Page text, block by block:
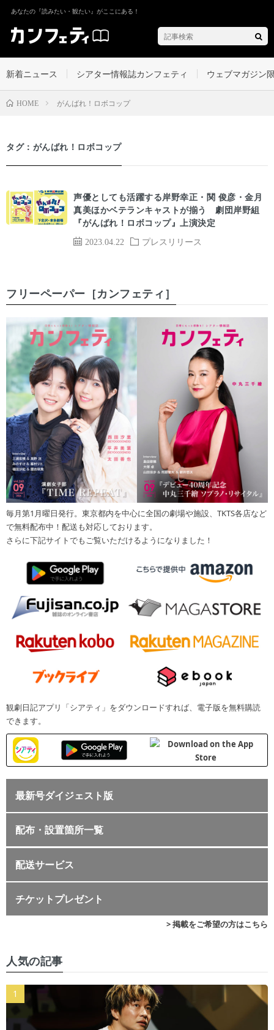
あなたの『読みたい・観たい』がここにある！
新着ニュース シアター情報誌カンフェティ ウェブマガジン
HOME がんばれ！ロボコップ
タグ：がんばれ！ロボコップ
2023.04.22 プレスリリース
声優としても活躍する岸野幸正・関 俊彦・金月
真美ほかベテランキャストが揃う 劇団岸野組
『がんばれ！ロボコップ』上演決定
フリーペーパー［カンフェティ］
毎月第1月曜日発行。東京都内を中心に全国の劇場や施設、TKTS各店など
で無料配布中！配送も対応しております。
さらに下記サイトでもご覧いただけるようになりました！
観劇日記アプリ「シアティ」をダウンロードすれば、電子版を無料購読
できます。
最新号ダイジェスト版
配布・設置箇所一覧
配送サービス
チケットプレゼント
> 掲載をご希望の方はこちら
人気の記事